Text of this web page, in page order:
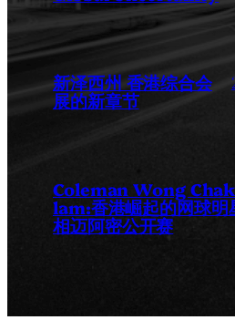
新泽西州 香港综合会
展的新章节
Coleman Wong
lam:香港崛起的网球明
相迈阿密公开赛